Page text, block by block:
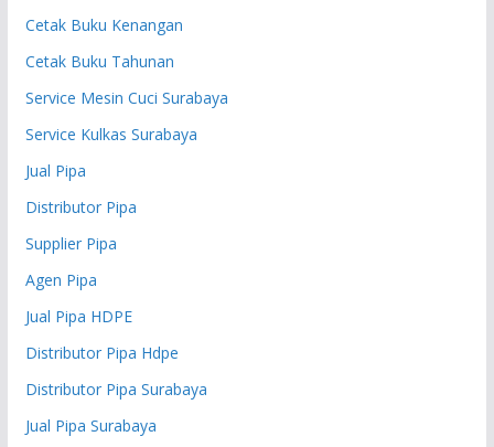
Cetak Buku Kenangan
Cetak Buku Tahunan
Service Mesin Cuci Surabaya
Service Kulkas Surabaya
Jual Pipa
Distributor Pipa
Supplier Pipa
Agen Pipa
Jual Pipa HDPE
Distributor Pipa Hdpe
Distributor Pipa Surabaya
Jual Pipa Surabaya